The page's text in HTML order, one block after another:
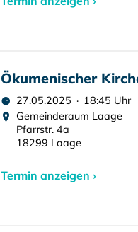
Ökumenischer
27.05.2025 · 18:45 Uhr
Gemeinderaum Laage
Pfarrstr. 4a
18299 Laage
Termin anzeigen ›